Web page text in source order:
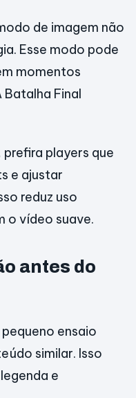
de imagem não
Esse modo pode
momentos
Final
players que
e ajustar
reduz uso
o vídeo suave.
antes do
ensaio
similar. Isso
e